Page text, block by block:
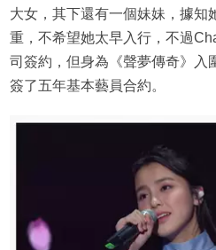
大女，其下還有一個妹妹，據知
重，不希望她太早入行，不過
司簽約，但身為《聲夢傳奇》入
簽了五年基本藝員合約。